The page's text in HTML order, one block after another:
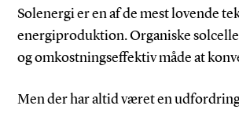
Solenergi er en af de mest lovende
energiproduktion. Organiske
og omkostningseffektiv måde at
Men der har altid været en